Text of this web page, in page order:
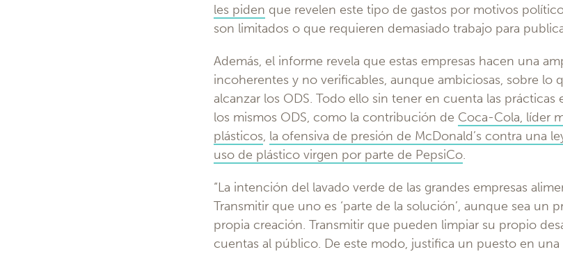
les piden que revelen este tipo de gastos por motivos
son limitados o que requieren demasiado trabajo para
Además, el informe revela que estas empresas hacen una
incoherentes y no verificables, aunque ambiciosas, sobre lo
alcanzar los ODS. Todo ello sin tener en cuenta las prácticas
los mismos ODS, como la contribución de Coca-Cola, líder
plásticos, la ofensiva de presión de McDonald’s contra una
uso de plástico virgen por parte de PepsiCo.
“La intención del lavado verde de las grandes empresas
Transmitir que uno es ‘parte de la solución’, aunque sea un
propia creación. Transmitir que pueden limpiar su propio
cuentas al público. De este modo, justifica un puesto en